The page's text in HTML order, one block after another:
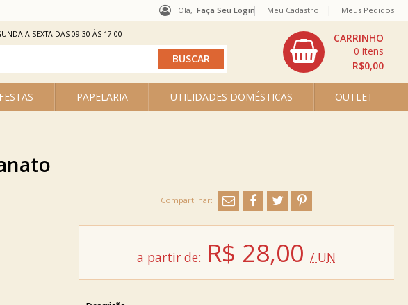
Olá, Faça Seu Login Meu Cadastro Meus Pedidos
FESTAS PAPELARIA UTILIDADES DOMÉSTICAS OUTLET
A SEXTA DAS 09:30 ÀS 17:00
R$0,00
0
a partir de: R$ 28,00 / UN